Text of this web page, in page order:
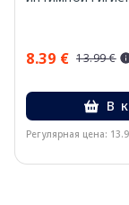
8.39 € 13.99 €
В
Регулярная цена: